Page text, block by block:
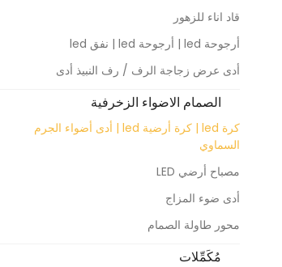
قاد اناء للزهور
أرجوحة led | أرجوحة led | نفق led
أدى عرض زجاجة الرف / رف النبيذ أدى
الصمام الاضواء الزخرفية
كرة led | كرة أرضية led | أدى أضواء الجرم
السماوي
مصباح أرضي LED
أدى ضوء المزاج
محور طاولة الصمام
مُكَمِّلات